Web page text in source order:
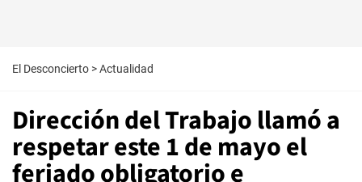
El Desconcierto >Actualidad
Dirección del Trabajo llamó a
respetar este 1 de mayo el
feriado obligatorio e